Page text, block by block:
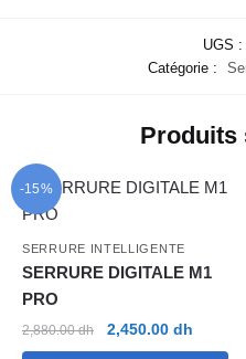
UGS :
Catégorie :
Produits
-15%
SERRURE INTELLIGENTE
SERRURE DIGITALE M1
PRO
2,880.00dh
Le
prix
2,450.00 dh
prix